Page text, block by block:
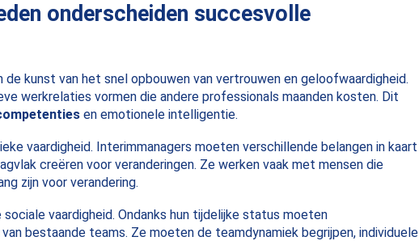
onderscheiden succesvolle
kunst van het snel opbouwen van vertrouwen en geloofwaardigheid.
werkrelaties vormen die andere professionals maanden kosten. Dit
en emotionele intelligentie.
vaardigheid. Interimmanagers moeten verschillende belangen in kaart
creëren voor veranderingen. Ze werken vaak met mensen die
zijn voor verandering.
vaardigheid. Ondanks hun tijdelijke status moeten
bestaande teams. Ze moeten de teamdynamiek begrijpen, individuele